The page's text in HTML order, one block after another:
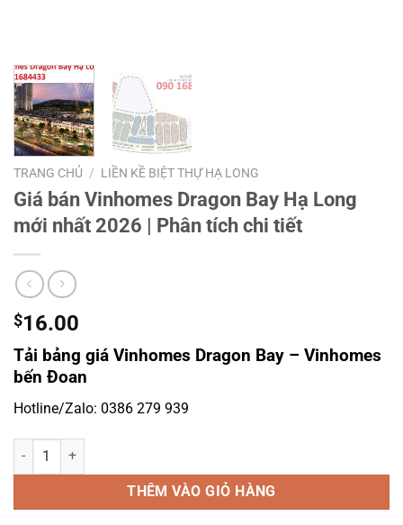
TRANG CHỦ / LIỀN KỀ BIỆT THỰ HẠ LONG
Giá bán Vinhomes Dragon Bay Hạ Long
mới nhất 2026 | Phân tích chi tiết
$16.00
Tải bảng giá Vinhomes Dragon Bay – Vinhomes
bến Đoan
Hotline/Zalo: 0386 279 939
Giá bán Vinhomes Dragon Bay Hạ Long mới nhất 2026 | Phân tích
THÊM VÀO GIỎ HÀNG